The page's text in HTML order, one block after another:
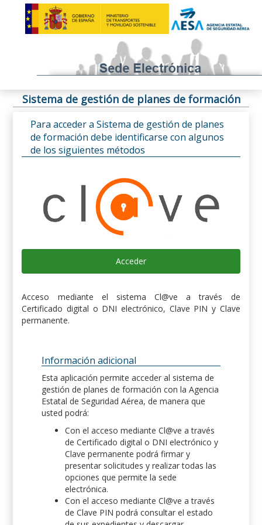
Sistema de gestión de planes de formación
Para acceder a Sistema de gestión de planes
de formación debe identificarse con algunos
de los siguientes métodos
Acceder
Acceso mediante el sistema Cl@ve a través de
Certificado digital o DNI electrónico, Clave PIN y Clave
permanente.
Información adicional
Esta aplicación permite acceder al sistema de
gestión de planes de formación con la Agencia
Estatal de Seguridad Aérea, de manera que
usted podrá:
Con el acceso mediante Cl@ve a través
de Certificado digital o DNI electrónico y
Clave permanente podrá firmar y
presentar solicitudes y realizar todas las
opciones que permite la sede
electrónica.
Con el acceso mediante Cl@ve a través
de Clave PIN podrá consultar el estado